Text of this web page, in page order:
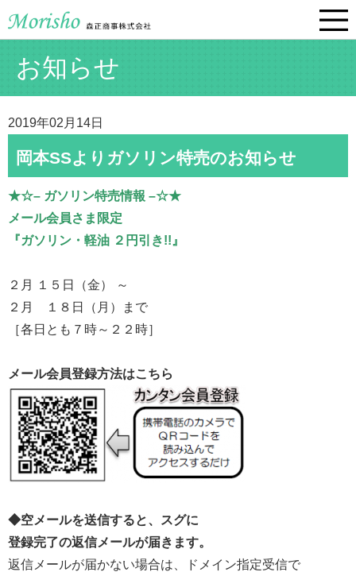
お知らせ
2019年02月14日
岡本SSよりガソリン特売のお知らせ
★☆– ガソリン特売情報 –☆★
メール会員さま限定
『ガソリン・軽油 ２円引き!!』
２月 １５日（金） ～
２月 １８日（月）まで
［各日とも７時～２２時］
メール会員登録方法はこちら
◆空メールを送信すると、スグに
登録完了の返信メールが届きます。
返信メールが届かない場合は、ドメイン指定受信で